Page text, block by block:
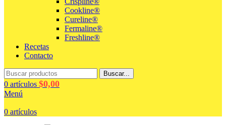
Cookline®
Cureline®
Fermaline®
Freshline®
Recetas
Contacto
Buscar...
0 artículos $0,00
Menú
0 artículos